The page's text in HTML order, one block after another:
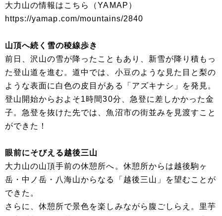
大力山の情報はこちら（YAMAP）
https://yamap.com/mountains/2840
山頂へ続く雪の稜線歩き
前日、沢山の雪が降ったこともあり、新雪が降り積もっ
た登山道を進む。道中では、小豆のような見た目と梨の
ような表面に白色の皮目がある「アズキナシ」を発見。
登山開始からおよそ1時間30分、急登に差しかかった金
子。急登を抜けた先では、魚沼市の街並みを見渡すこと
ができた！
眼前にそびえる越後三山
大力山の山頂手前の休憩所へ。休憩所からは越後駒ヶ
岳・中ノ岳・八海山からなる「越後三山」を望むことが
できた。
さらに、休憩所で景色を楽しみながら腹ごしらえ。里芋